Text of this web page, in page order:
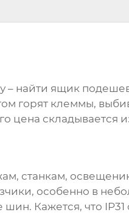
– найти ящик
горят клеммы,
цена складывается
станкам,
особенно в
Кажется, что IP31